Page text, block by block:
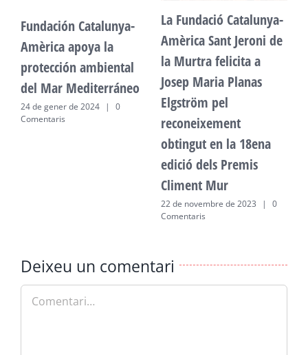
Fundación Catalunya-
Amèrica apoya la
protección ambiental
del Mar Mediterráneo
24 de gener de 2024 |
0
Comentaris
La Fundació Catalunya-
Amèrica Sant Jeroni de
la Murtra felicita a
Josep Maria Planas
Elgström pel
reconeixement
obtingut en la 18ena
edició dels Premis
Climent Mur
22 de novembre de 2023 |
0
Comentaris
Deixeu un comentari